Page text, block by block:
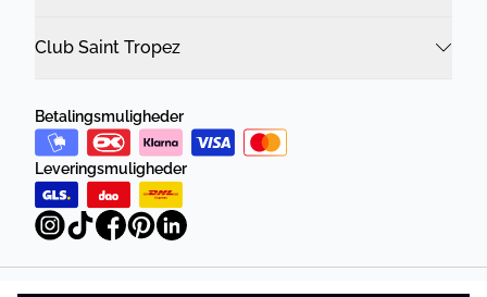
Club Saint Tropez
Betalingsmuligheder
Leveringsmuligheder